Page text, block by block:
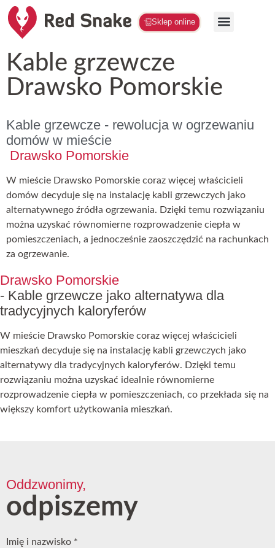
Sklep online
Kable grzewcze
Drawsko Pomorskie
Kable grzewcze - rewolucja w ogrzewaniu
domów w mieście
Drawsko Pomorskie
W mieście Drawsko Pomorskie coraz więcej właścicieli
domów decyduje się na instalację kabli grzewczych jako
alternatywnego źródła ogrzewania. Dzięki temu rozwiązaniu
można uzyskać równomierne rozprowadzenie ciepła w
pomieszczeniach, a jednocześnie zaoszczędzić na rachunkach
za ogrzewanie.
Drawsko Pomorskie
- Kable grzewcze jako alternatywa dla
tradycyjnych kaloryferów
W mieście Drawsko Pomorskie coraz więcej właścicieli
mieszkań decyduje się na instalację kabli grzewczych jako
alternatywy dla tradycyjnych kaloryferów. Dzięki temu
rozwiązaniu można uzyskać idealnie równomierne
rozprowadzenie ciepła w pomieszczeniach, co przekłada się na
większy komfort użytkowania mieszkań.
Oddzwonimy,
odpiszemy
Imię i nazwisko *